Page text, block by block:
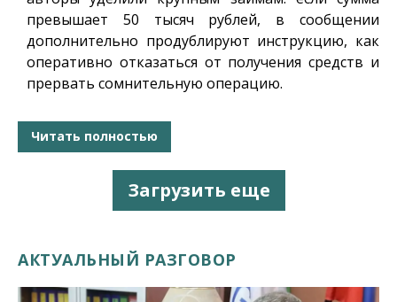
превышает 50 тысяч рублей, в сообщении
дополнительно продублируют инструкцию, как
оперативно отказаться от получения средств и
прервать сомнительную операцию.
Читать полностью
Загрузить еще
АКТУАЛЬНЫЙ РАЗГОВОР